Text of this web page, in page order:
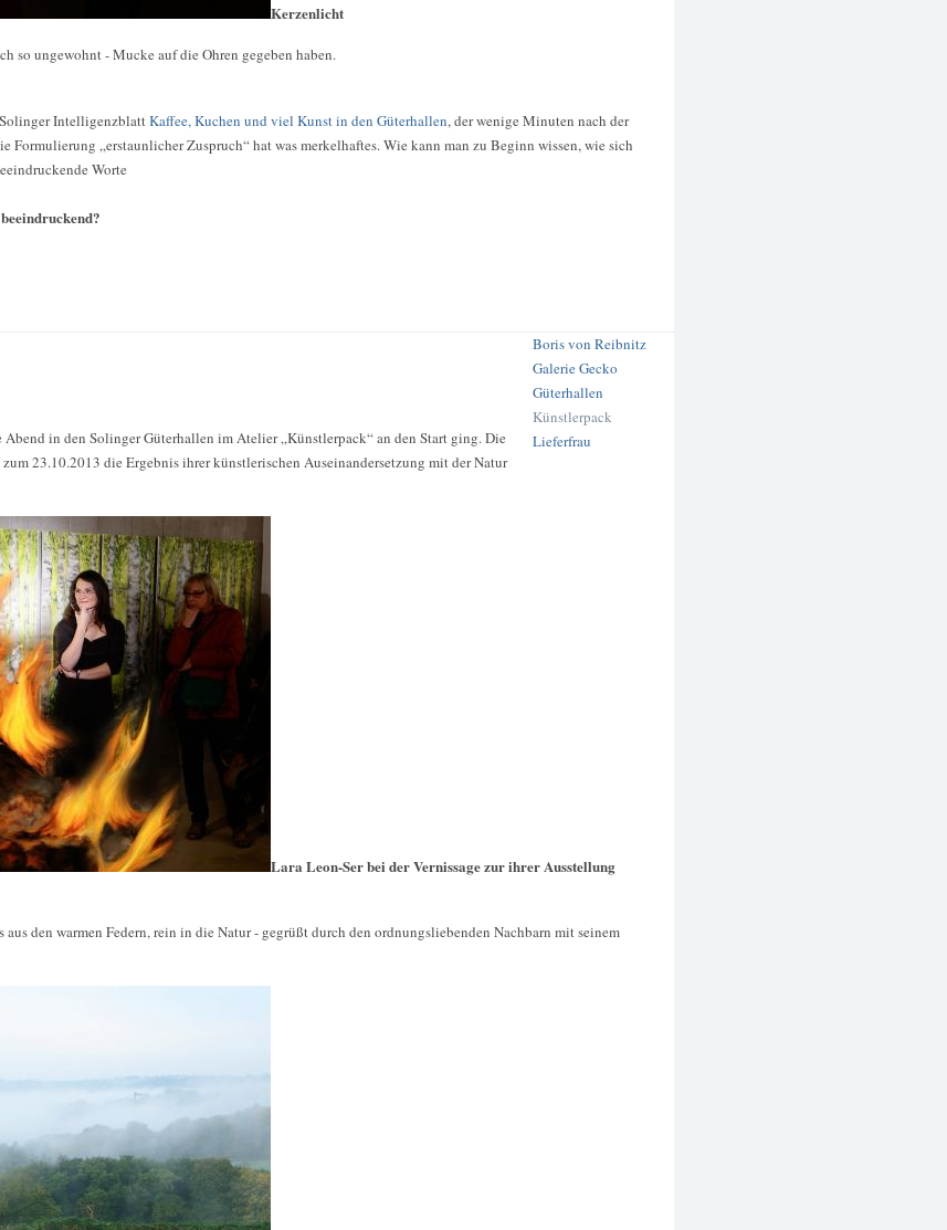
Kerzenlicht
so ungewohnt - Mucke auf die Ohren gegeben haben.
IntelligenzblattKaffee, Kuchen und viel Kunst in den Güterhallen, der wenige Minuten nach der
Formulierung „erstaunlicher Zuspruch“ hat was merkelhaftes. Wie kann man zu Beginn wissen, wie sich
Worte
Boris von Reibnitz
Galerie Gecko
Güterhallen
Künstlerpack
Lieferfrau
in den Solinger Güterhallen im Atelier „Künstlerpack“ an den Start ging. Die
23.10.2013 die Ergebnis ihrer künstlerischen Auseinandersetzung mit der Natur
Lara Leon-Ser bei der Vernissage zur ihrer Ausstellung
den warmen Federn, rein in die Natur - gegrüßt durch den ordnungsliebenden Nachbarn mit seinem